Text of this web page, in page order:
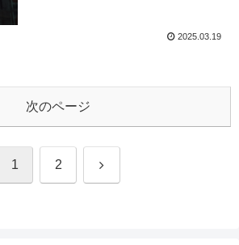
2025.03.19
次のページ
1 2 次